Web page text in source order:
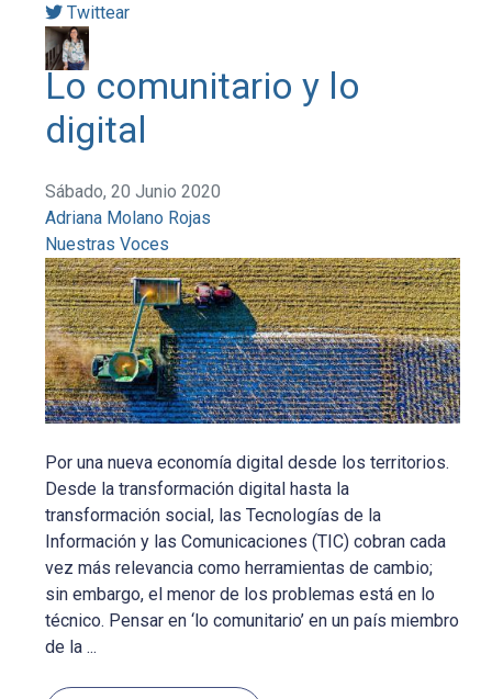
Twittear
Lo comunitario y lo
digital
Sábado, 20 Junio 2020
Adriana Molano Rojas
Nuestras Voces
Por una nueva economía digital desde los territorios.
Desde la transformación digital hasta la
transformación social, las Tecnologías de la
Información y las Comunicaciones (TIC) cobran cada
vez más relevancia como herramientas de cambio;
sin embargo, el menor de los problemas está en lo
técnico. Pensar en ‘lo comunitario’ en un país miembro
de la ...